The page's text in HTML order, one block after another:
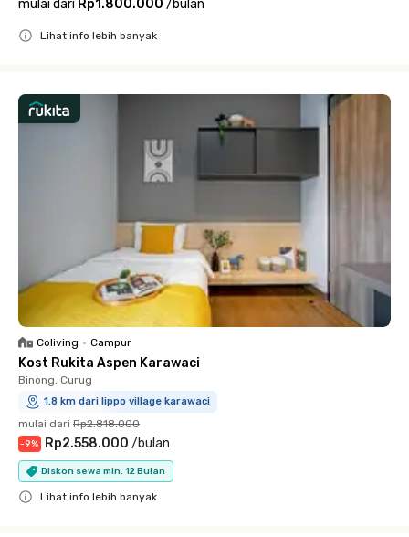
mulai dari Rp1.800.000 /bulan
Lihat info lebih banyak
Coliving • Campur
Kost Rukita Aspen Karawaci
Binong, Curug
1.8 km dari lippo village karawaci
mulai dari Rp2.818.000
-9% Rp2.558.000 /bulan
Diskon sewa min. 12 Bulan
Lihat info lebih banyak